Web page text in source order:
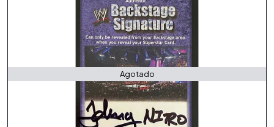
Agotado